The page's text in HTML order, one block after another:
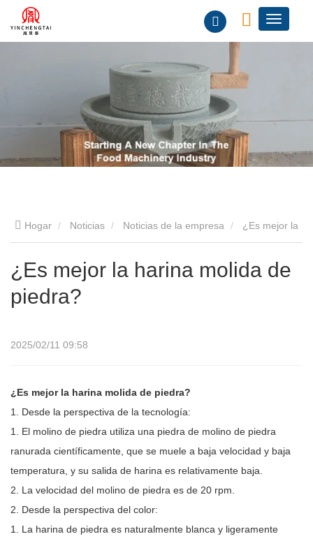
Hogar Noticias Noticias de la empresa
¿Es mejor la harina molida de
piedra?
2025/02/11 09:58
¿Es mejor la harina molida de piedra?
1. Desde la perspectiva de la tecnología:
1. El molino de piedra utiliza una piedra de molino de piedra
ranurada científicamente, que se muele a baja velocidad y baja
temperatura, y su salida de harina es relativamente baja.
2. La velocidad del molino de piedra es de 20 rpm.
2. Desde la perspectiva del color:
1. La harina de piedra es naturalmente blanca y ligeramente